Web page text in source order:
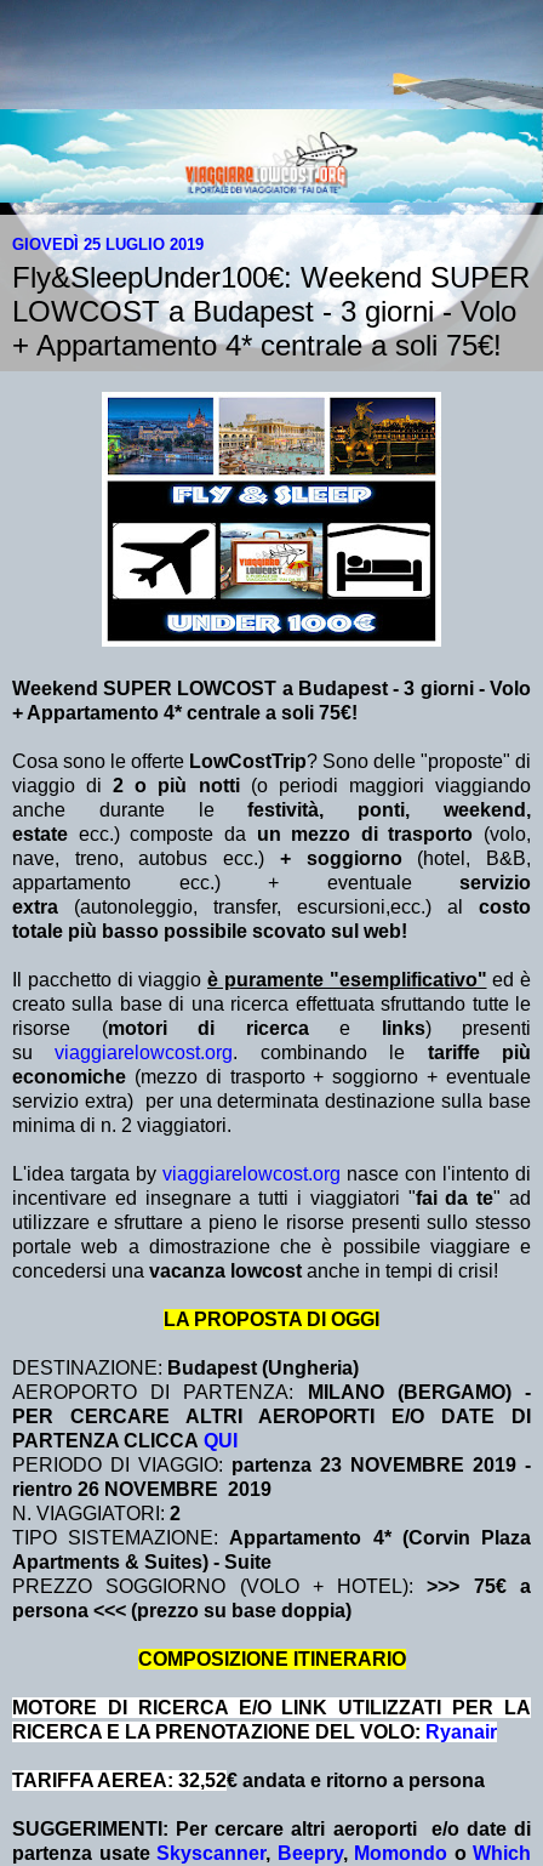
GIOVEDÌ 25 LUGLIO 2019
Fly&SleepUnder100€: Weekend SUPER
LOWCOST a Budapest - 3 giorni - Volo
+ Appartamento 4* centrale a soli 75€!
Weekend SUPER LOWCOST a Budapest - 3 giorni - Volo
+ Appartamento 4* centrale a soli 75€!
Cosa sono le offerte LowCostTrip? Sono delle "proposte" di
viaggio di2 o più notti (o periodi maggiori viaggiando
anche durante lefestività, ponti, weekend,
estate ecc.) composte da un mezzo di trasporto (volo,
nave, treno, autobus ecc.) + soggiorno(hotel, B&B,
appartamento ecc.) + eventuale servizio
extra (autonoleggio, transfer, escursioni,ecc.) al costo
totale più basso possibile scovato sul web!
Il pacchetto di viaggio è puramente "esemplificativo" ed è
creato sulla base di una ricerca effettuata sfruttando tutte le
risorse (motori di ricerca e links) presenti
suviaggiarelowcost.org. combinando le tariffe più
economiche (mezzo di trasporto + soggiorno + eventuale
servizio extra)
per una determinata destinazione sulla base
minima di n. 2 viaggiatori.
L'idea targata by viaggiarelowcost.org nasce con l'intento di
incentivare ed insegnare a tutti i viaggiatori "fai da te" ad
utilizzare e sfruttare a pieno le risorse presenti sullo stesso
portale web a dimostrazione che è possibile viaggiare e
concedersi una vacanza lowcost anche in tempi di crisi!
LA PROPOSTA DI OGGI
DESTINAZIONE: Budapest (Ungheria)
AEROPORTO DI PARTENZA:
MILANO (BERGAMO) -
PER CERCARE ALTRI AEROPORTI E/O DATE DI
PARTENZA CLICCA QUI
PERIODO DI VIAGGIO: partenza 23 NOVEMBRE 2019 -
rientro 26 NOVEMBRE 2019
N. VIAGGIATORI: 2
TIPO SISTEMAZIONE: Appartamento 4* (Corvin Plaza
Apartments & Suites) - Suite
PREZZO SOGGIORNO (VOLO + HOTEL):>>> 75€ a
persona <<< (prezzo su base doppia)
COMPOSIZIONE ITINERARIO
MOTORE DI RICERCA E/O LINK UTILIZZATI PER LA
RICERCA E LA PRENOTAZIONE DEL VOLO: Ryanair
TARIFFA AEREA: 32,52€ andata e ritorno a persona
SUGGERIMENTI: Per cercare altri aeroporti e/o date di
partenza usate Skyscanner, Beepry, Momondo o Which